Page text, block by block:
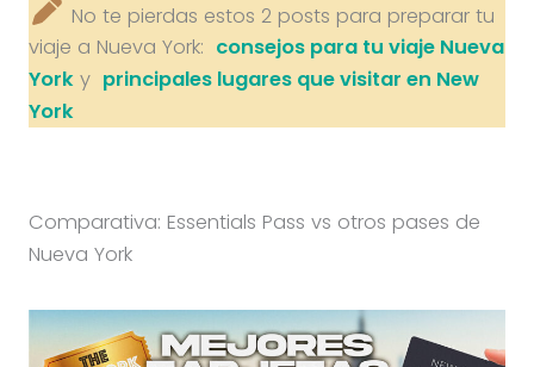
No te pierdas estos 2 posts para preparar tu
viaje a Nueva York: consejos para tu viaje Nueva
Yorky principales lugares que visitar en New
York
Comparativa: Essentials Pass vs otros pases de
Nueva York